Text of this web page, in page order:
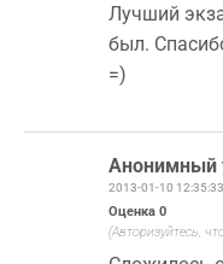
Лучший
был.
=)
Анонимный
2013-01-10 12:35:33
Оценка 0
(Авторизуйтесь,